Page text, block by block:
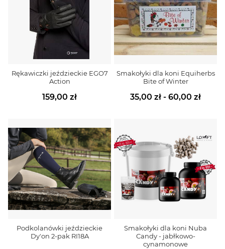
Rękawiczki jeździeckie EGO7
Action
159,00 zł
Smakołyki dla koni Equiherbs
Bite of Winter
35,00 zł - 60,00 zł
Podkolanówki jeździeckie
Dy'on 2-pak RI18A
Smakołyki dla koni Nuba
Candy - jabłkowo-
cynamonowe